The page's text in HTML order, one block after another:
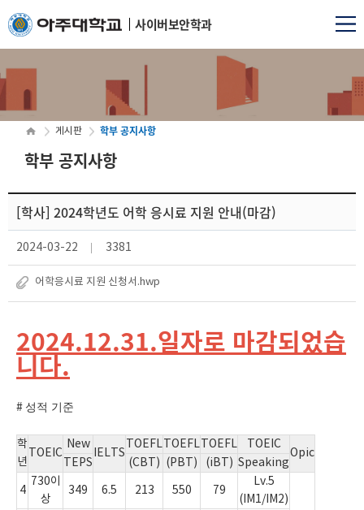
사이버보안학과
게시판 학부 공지사항
학부 공지사항
[학사] 2024학년도 어학 응시료 지원 안내(마감)
2024-03-22 3381
어학응시료 지원 신청서.hwp
2024.12.31.일자로 마감되었습
니다.
# 성적 기준
학
년
TOEIC
New
IELTS
TOEFL TOEFL TOEFL TOEIC
Opic
TEPS (CBT) (PBT) (iBT) Speaking
4
730이
상
349 6.5 213 550 79
Lv.5
(IM1/IM2)